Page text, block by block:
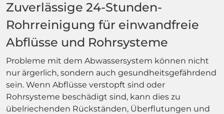
Zuverlässige 24-Stunden-
Rohrreinigung für einwandfreie
Abflüsse und Rohrsysteme
Probleme mit dem Abwassersystem können nicht
nur ärgerlich, sondern auch gesundheitsgefährdend
sein. Wenn Abflüsse verstopft sind oder
Rohrsysteme beschädigt sind, kann dies zu
übelriechenden Rückständen, Überflutungen und